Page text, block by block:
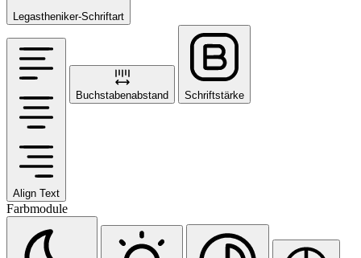
Legastheniker-Schriftart
Align Text
Buchstabenabstand Schriftstärke
Farbmodule